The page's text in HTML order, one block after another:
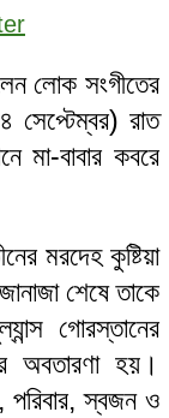
লোক সংগীতের
সেপ্টেম্বর) রাত
মা-বাবার কবরে
মরদেহ কুষ্টিয়া
শেষে তাকে
গোরস্তানের
অবতারণা হয়।
পরিবার, স্বজন ও